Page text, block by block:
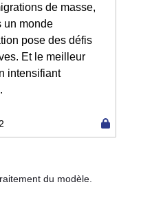
de masse,
un monde
pose des défis
Et le meilleur
intensifiant
du modèle.